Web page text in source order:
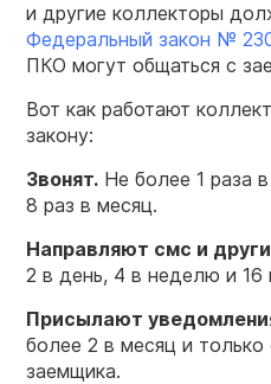
и другие коллекторы
Федеральный закон №
ПКО могут общаться с
Вот как работают
закону:
Звонят. Не более 1 раза
8 раз в месяц.
Направляют смс и
2 в день, 4 в неделю и 16
Присылают
более 2 в месяц и только
заемщика.